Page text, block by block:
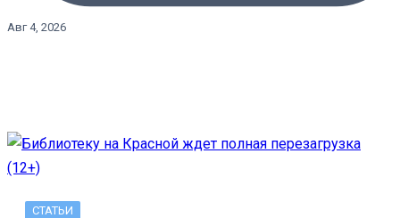
Авг 4, 2026
СТАТЬИ